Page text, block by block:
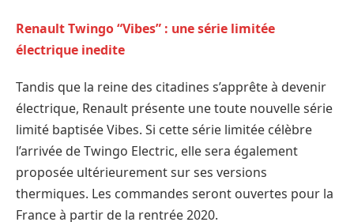
Renault Twingo “Vibes” : une série limitée
électrique inedite
Tandis que la reine des citadines s’apprête à devenir
électrique, Renault présente une toute nouvelle série
limité baptisée Vibes. Si cette série limitée célèbre
l’arrivée de Twingo Electric, elle sera également
proposée ultérieurement sur ses versions
thermiques. Les commandes seront ouvertes pour la
France à partir de la rentrée 2020.